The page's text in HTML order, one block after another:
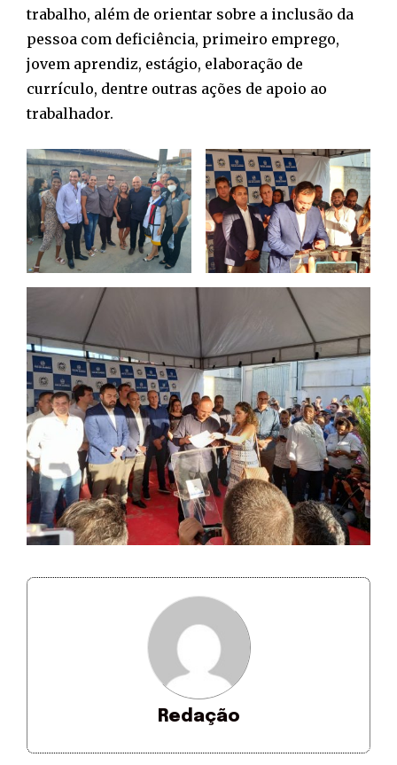
trabalho, além de orientar sobre a inclusão da
pessoa com deficiência, primeiro emprego,
jovem aprendiz, estágio, elaboração de
currículo, dentre outras ações de apoio ao
trabalhador.
Redação